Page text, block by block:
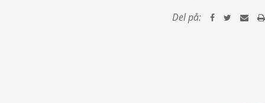
Del på: